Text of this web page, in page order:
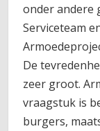
onder andere
Serviceteam
De
zeer groot.
vraagstuk is
burgers,